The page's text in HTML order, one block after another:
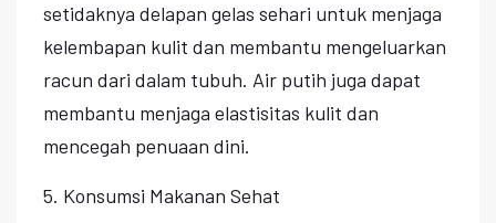
setidaknya delapan gelas sehari untuk menjaga
kelembapan kulit dan membantu mengeluarkan
racun dari dalam tubuh. Air putih juga dapat
membantu menjaga elastisitas kulit dan
mencegah penuaan dini.
5. Konsumsi Makanan Sehat